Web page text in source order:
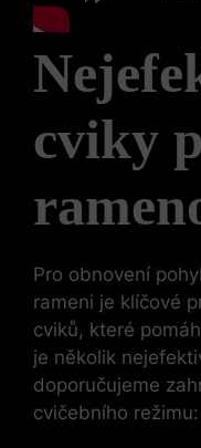
cviky
Pro obnovení
rameni je klíčové
cviků, které
je několik
doporučujeme
cvičebního režimu: